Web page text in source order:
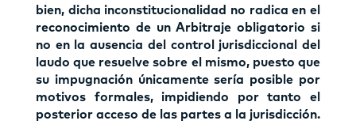
bien, dicha inconstitucionalidad no radica en el
reconocimiento de un Arbitraje obligatorio si
no en la ausencia del control jurisdiccional del
laudo que resuelve sobre el mismo, puesto que
su impugnación únicamente sería posible por
motivos formales, impidiendo por tanto el
posterior acceso de las partes a la jurisdicción.